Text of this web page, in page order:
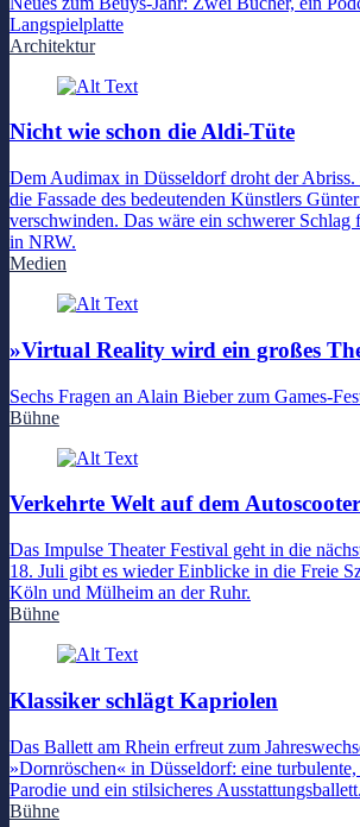
Langspielplatte
Architektur
Nicht wie schon die Aldi-Tüte
Dem Audimax in Düsseldorf droht der
die Fassade des bedeutenden Künstlers
verschwinden. Das wäre ein schwerer Schlag
in NRW.
Medien
»Virtual Reality wird ein großes
Sechs Fragen an Alain Bieber zum Games-
Bühne
Verkehrte Welt auf dem Autoscooter
Das Impulse Theater Festival geht in die
18. Juli gibt es wieder Einblicke in die Freie
Köln und Mülheim an der Ruhr.
Bühne
Klassiker schlägt Kapriolen
Das Ballett am Rhein erfreut zum
»Dornröschen« in Düsseldorf: eine turbulente,
Parodie und ein stilsicheres Ausstattungsballett.
Bühne